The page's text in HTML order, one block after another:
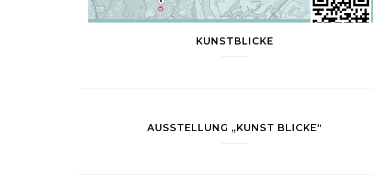
KUNSTBLICKE
AUSSTELLUNG „KUNST BLICKE“